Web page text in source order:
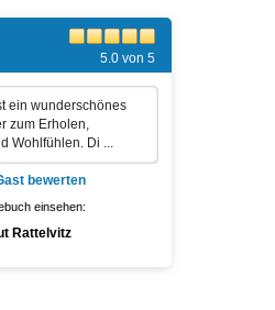
5.0 von 5
ein wunderschönes
zum Erholen,
Wohlfühlen. Di ...
bewerten
einsehen:
Rattelvitz